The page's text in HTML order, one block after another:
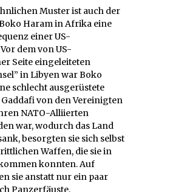
Muster ist auch der
Haram in Afrika eine
einer US-
dem von US-
Seite eingeleiteten
in Libyen war Boko
schlecht ausgerüstete
Gaddafi von den Vereinigten
NATO-Alliierten
war, wodurch das Land
besorgten sie sich selbst
Waffen, die sie in
konnten. Auf
sie anstatt nur ein paar
Panzerfäuste,